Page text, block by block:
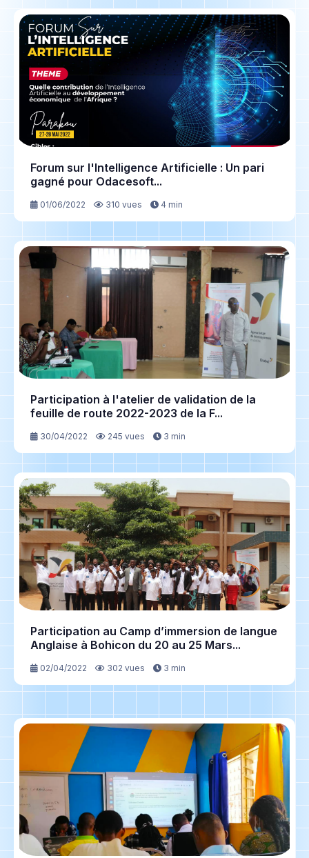
Forum sur l'Intelligence Artificielle : Un pari
gagné pour Odacesoft...
01/06/2022 310 vues 4 min
Participation à l'atelier de validation de la
feuille de route 2022-2023 de la F...
30/04/2022 245 vues 3 min
Participation au Camp d’immersion de langue
Anglaise à Bohicon du 20 au 25 Mars...
02/04/2022 302 vues 3 min